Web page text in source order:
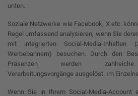
unten.
Soziale Netzwerke wie Facebook, X etc.
Regel umfassend analysieren, wenn Sie
mit integrierten Social-Media-
Werbebannern) besuchen. Durch den
Präsenzen werden zahlreiche
Verarbeitungsvorgänge ausgelöst. Im
Wenn Sie in Ihrem Social-Media-Account